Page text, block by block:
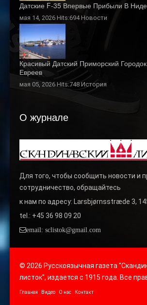
Датские F-35 Впервые Прибыли В
мая 14, 2026 Hits:694Новости
Красивый Датский Приморский
Евреев
мая 05, 2026 Hits:748 История
О журнале
Для того, чтобы сообщить новости и
сотрудничество, обращайтесь
к нам по адресу: Larsbjørnsstræde 3,
tel.: +45 36 98 09 20
email: sclistok@gmail.com
© 2026 Русскоязычная газета
листок", издается с 1915 года. Все
Главная Видео О нас Контакт